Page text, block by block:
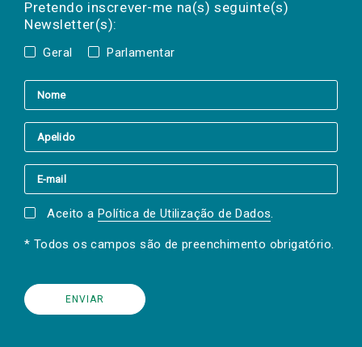
Pretendo inscrever-me na(s) seguinte(s)
Newsletter(s):
Geral Parlamentar
a(s) newsletter(s).
Aceito a Política de Utilização de Dados.
* Todos os campos são de preenchimento obrigatório.